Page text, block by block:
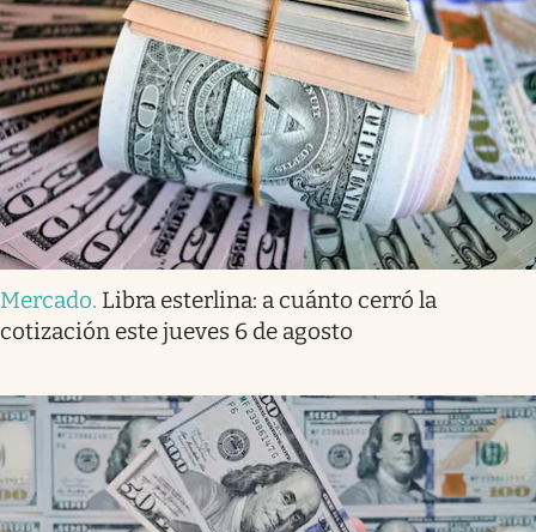
Mercado. Libra esterlina: a cuánto cerró la
cotización este jueves 6 de agosto